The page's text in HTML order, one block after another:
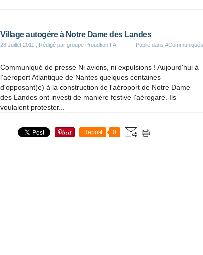
Village autogére à Notre Dame des Landes
28 Juillet 2011 , Rédigé par groupe Proudhon FA Publié dans #Communiqués
Communiqué de presse Ni avions, ni expulsions ! Aujourd'hui à
l'aéroport Atlantique de Nantes quelques centaines
d'opposant(e) à la construction de l'aéroport de Notre Dame
des Landes ont investi de manière festive l'aérogare. Ils
voulaient protester...
Repost 0